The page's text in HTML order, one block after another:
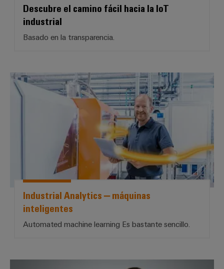
Descubre el camino fácil hacia la IoT
industrial
Basado en la transparencia.
*Industrial Analytics – máquinas
Industrial Analytics – máquinas
inteligentes
Automated machine learning Es bastante sencillo.
Open for the future | *u-OS*